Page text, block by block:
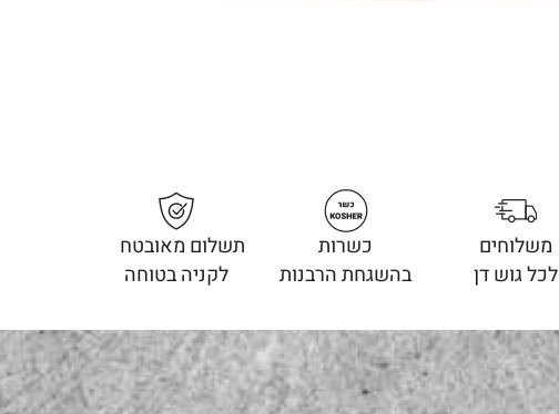
משלוחים
לכל גוש דן
כשרות
בהשגחת הרבנות
תשלום מאובטח
לקניה בטוחה